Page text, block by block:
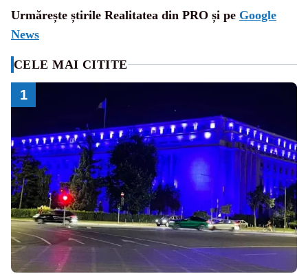
Urmărește știrile Realitatea din PRO și pe Google
News
CELE MAI CITITE
1